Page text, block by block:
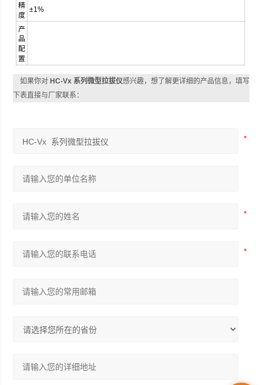
精
度
±1%
产
品
配
置
如果你对 HC-Vx 系列微型拉拔仪感兴趣，想了解更详细的产品信息，填写
下表直接与厂家联系：